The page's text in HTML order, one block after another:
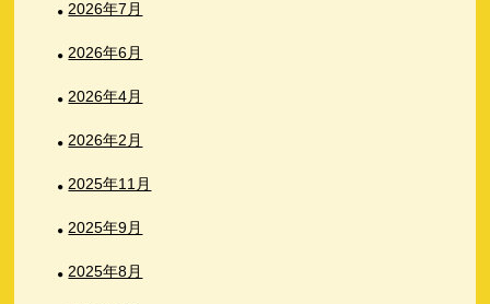
2026年7月
2026年6月
2026年4月
2026年2月
2025年11月
2025年9月
2025年8月